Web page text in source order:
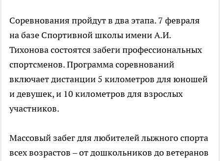
Соревнования пройдут в два этапа. 7 февраля
на базе Спортивной школы имени А.И.
Тихонова состоятся забеги профессиональных
спортсменов. Программа соревнований
включает дистанции 5 километров для юношей
и девушек, и 10 километров для взрослых
участников.
Массовый забег для любителей лыжного спорта
всех возрастов – от дошкольников до ветеранов